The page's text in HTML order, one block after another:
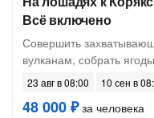
Всё включено
Совершить
вулканам, собрать
23 авг в 08:00 10 сен в
48 000 ₽за человека